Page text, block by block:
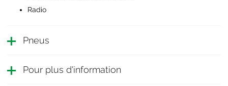
Radio
Pneus
Pour plus d'information